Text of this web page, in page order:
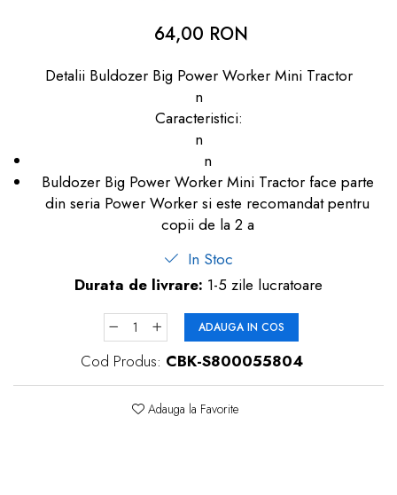
Produse îngrijire copii
Igiena copii
64,00 RON
Detalii Buldozer Big Power Worker Mini Tractor
n
Caracteristici:
n
n
Buldozer Big Power Worker Mini Tractor face parte
din seria Power Worker si este recomandat pentru
copii de la 2 a
In Stoc
Durata de livrare: 1-5 zile lucratoare
ADAUGA IN COS
Cod Produs: CBK-S800055804
Adauga la Favorite